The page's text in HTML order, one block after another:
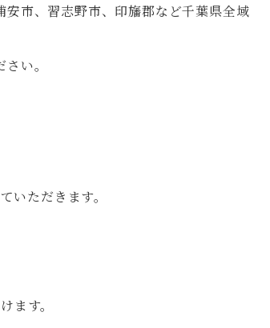
市、習志野市、印旛郡など千葉県全域
い。
いただきます。
ます。